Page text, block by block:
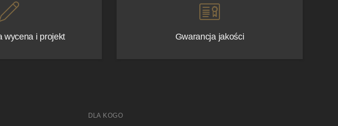
wycena i projekt Gwarancja jakości
DLA KOGO